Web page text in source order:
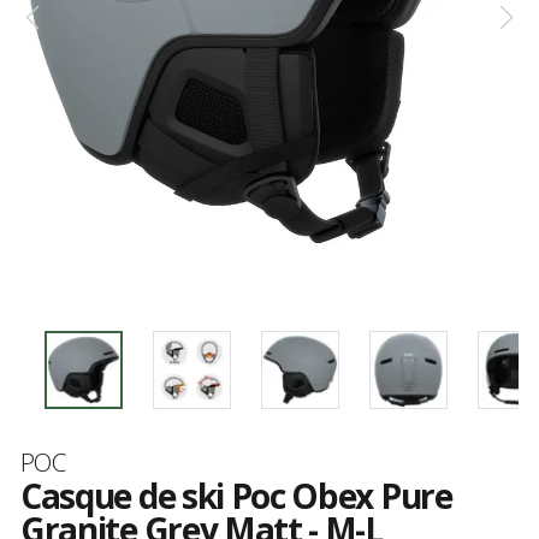
Marque
POC
Casque de ski Poc Obex Pure
Granite Grey Matt - M-L